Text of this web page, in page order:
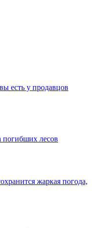
есть у продавцов
погибших лесов
жаркая погода,